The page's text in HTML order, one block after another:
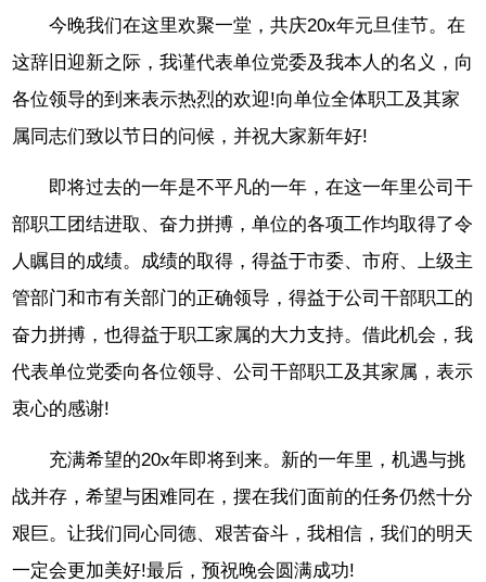
今晚我们在这里欢聚一堂，共庆20x年元旦佳节。在
这辞旧迎新之际，我谨代表单位党委及我本人的名义，向
各位领导的到来表示热烈的欢迎!向单位全体职工及其家
属同志们致以节日的问候，并祝大家新年好!
即将过去的一年是不平凡的一年，在这一年里公司干
部职工团结进取、奋力拼搏，单位的各项工作均取得了令
人瞩目的成绩。成绩的取得，得益于市委、市府、上级主
管部门和市有关部门的正确领导，得益于公司干部职工的
奋力拼搏，也得益于职工家属的大力支持。借此机会，我
代表单位党委向各位领导、公司干部职工及其家属，表示
衷心的感谢!
充满希望的20x年即将到来。新的一年里，机遇与挑
战并存，希望与困难同在，摆在我们面前的任务仍然十分
艰巨。让我们同心同德、艰苦奋斗，我相信，我们的明天
一定会更加美好!最后，预祝晚会圆满成功!